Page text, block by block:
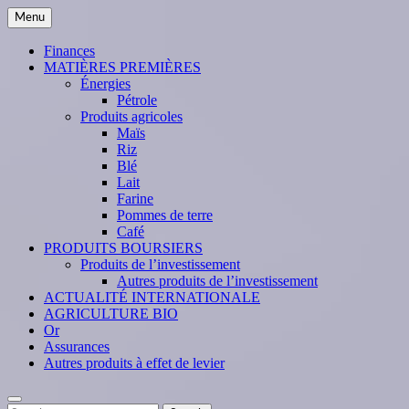
Skip
to
content
Menu
Finances
MATIÈRES PREMIÈRES
Énergies
Pétrole
Produits agricoles
Maïs
Riz
Blé
Lait
Farine
Pommes de terre
Café
PRODUITS BOURSIERS
Produits de l’investissement
Autres produits de l’investissement
ACTUALITÉ INTERNATIONALE
AGRICULTURE BIO
Or
Assurances
Autres produits à effet de levier
Search